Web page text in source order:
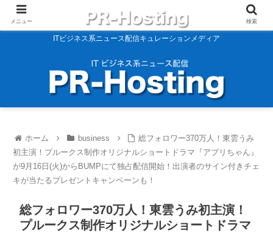
ITビジネス系ニュース配信キュレーションメディア
ホーム business
総フォロワー370万人！東雲うみ
初主演！プルークス制作オリジナルショートドラマ『アプリちゃん』
が9月16日(火)からBUMPにて独占配信開始！出演者のサイン付きチェ
キが当たるプレゼントキャンペーンも！
総フォロワー370万人！東雲うみ初主演！
プルークス制作オリジナルショートドラマ
メニュー 検索